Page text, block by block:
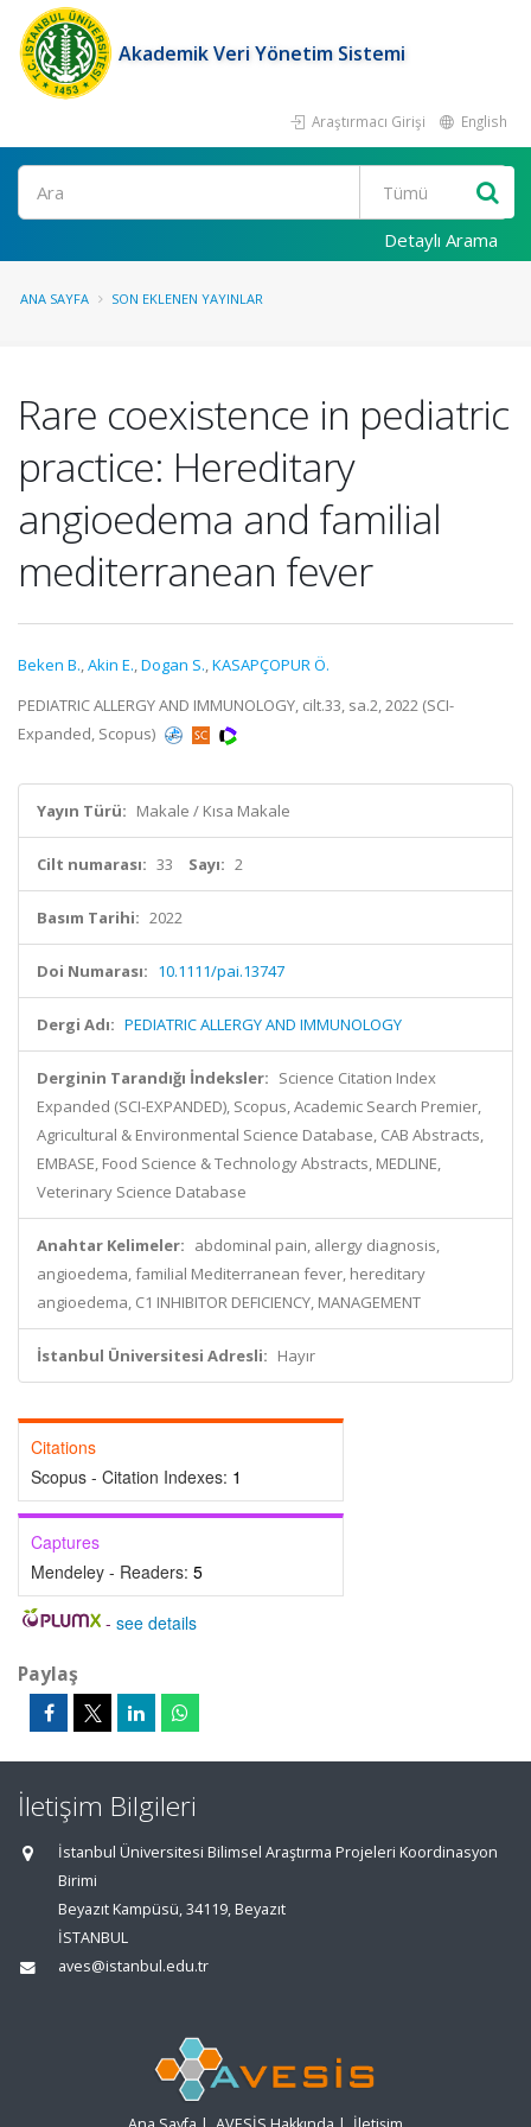
Akademik Veri Yönetim Sistemi
Araştırmacı Girişi English
Ara
Detaylı Arama
ANA SAYFA SON EKLENEN YAYINLAR
Rare coexistence in pediatric
practice: Hereditary
angioedema and familial
mediterranean fever
Beken B.,Akin E.,Dogan S.,KASAPÇOPUR Ö.
PEDIATRIC ALLERGY AND IMMUNOLOGY, cilt.33, sa.2, 2022 (SCI-
Expanded, Scopus)
Yayın Türü: Makale / Kısa Makale
Cilt numarası: 33 Sayı: 2
Basım Tarihi: 2022
Doi Numarası: 10.1111/pai.13747
Dergi Adı: PEDIATRIC ALLERGY AND IMMUNOLOGY
Derginin Tarandığı İndeksler: Science Citation Index
Expanded (SCI-EXPANDED), Scopus, Academic Search Premier,
Agricultural & Environmental Science Database, CAB Abstracts,
EMBASE, Food Science & Technology Abstracts, MEDLINE,
Veterinary Science Database
Anahtar Kelimeler: abdominal pain, allergy diagnosis,
angioedema, familial Mediterranean fever, hereditary
angioedema, C1 INHIBITOR DEFICIENCY, MANAGEMENT
İstanbul Üniversitesi Adresli: Hayır
Citations
Scopus - Citation Indexes: 1
Captures
Mendeley - Readers: 5
- see details
Paylaş
İletişim Bilgileri
İstanbul Üniversitesi Bilimsel Araştırma Projeleri Koordinasyon
Birimi
Beyazıt Kampüsü, 34119, Beyazıt
İSTANBUL
aves@istanbul.edu.tr